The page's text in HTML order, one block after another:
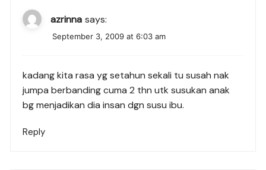
azrinna says:
September 3, 2009 at 6:03 am
kadang kita rasa yg setahun sekali tu susah nak
jumpa berbanding cuma 2 thn utk susukan anak
bg menjadikan dia insan dgn susu ibu.
Reply